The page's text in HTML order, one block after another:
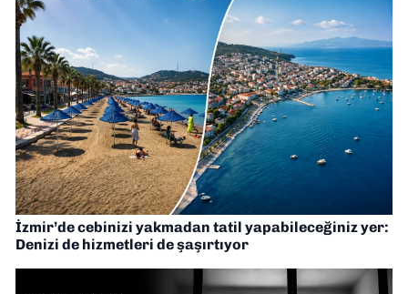
İzmir’de cebinizi yakmadan tatil yapabileceğiniz yer:
Denizi de hizmetleri de şaşırtıyor